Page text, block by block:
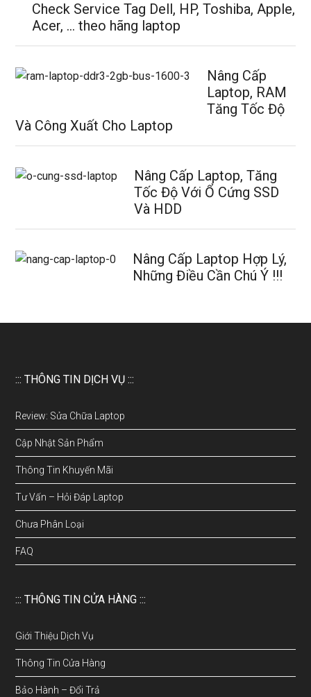
Check Service Tag Dell, HP, Toshiba, Apple,
Acer, … theo hãng laptop
Nâng Cấp
Laptop, RAM
Tăng Tốc Độ
Và Công Xuất Cho Laptop
Nâng Cấp Laptop, Tăng
Tốc Độ Với Ổ Cứng SSD
Và HDD
Nâng Cấp Laptop Hợp Lý,
Những Điều Cần Chú Ý !!!
::: THÔNG TIN DỊCH VỤ :::
Review: Sửa Chữa Laptop
Cập Nhật Sản Phẩm
Thông Tin Khuyến Mãi
Tư Vấn – Hỏi Đáp Laptop
Chưa Phân Loại
FAQ
::: THÔNG TIN CỬA HÀNG :::
Giới Thiệu Dịch Vụ
Thông Tin Cửa Hàng
Bảo Hành – Đổi Trả